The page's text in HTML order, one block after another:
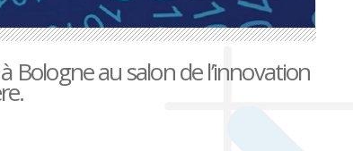
Bologne au salon de l’innovation